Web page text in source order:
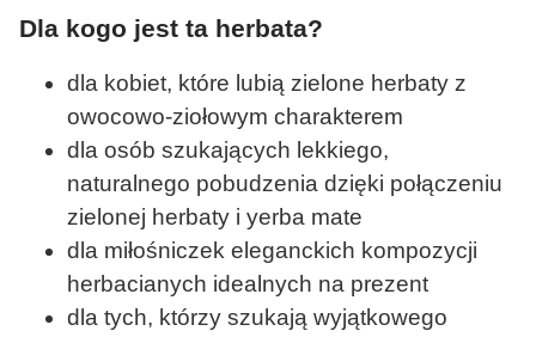
Dla kogo jest ta herbata?
dla kobiet, które lubią zielone herbaty z
owocowo-ziołowym charakterem
dla osób szukających lekkiego,
naturalnego pobudzenia dzięki połączeniu
zielonej herbaty i yerba mate
dla miłośniczek eleganckich kompozycji
herbacianych idealnych na prezent
dla tych, którzy szukają wyjątkowego